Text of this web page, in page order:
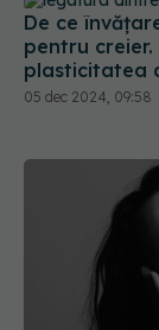
De ce
pentru
plasticitatea
05 dec 2024, 09:58